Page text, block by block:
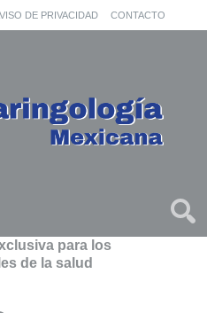
DE PRIVACIDAD CONTACTO
para los
de la salud